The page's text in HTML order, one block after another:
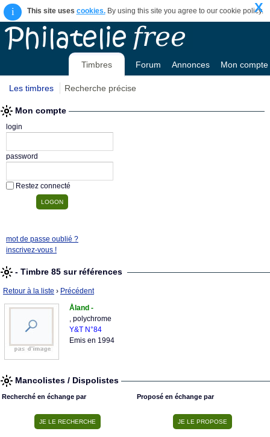
i This site uses cookies.By using this site you agree to our cookie policy.
X
Timbres Forum Annonces Mon compte
Les timbres Recherche précise
Mon compte
login
password
Restez connecté
mot de passe oublié ?
inscrivez-vous !
- Timbre 85 sur références
Retour à la liste › Précédent
Åland -
, polychrome
Y&T N°84
Emis en 1994
Mancolistes / Dispolistes
Recherché en échange par Proposé en échange par